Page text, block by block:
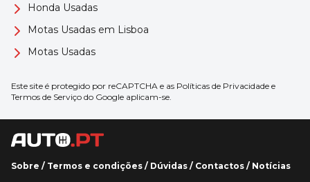
Honda Usadas
Motas Usadas em Lisboa
Motas Usadas
Este site é protegido por reCAPTCHA e as Políticas de Privacidade e
Termos de Serviço do Google aplicam-se.
Sobre / Termos e condições / Dúvidas / Contactos / Notícias